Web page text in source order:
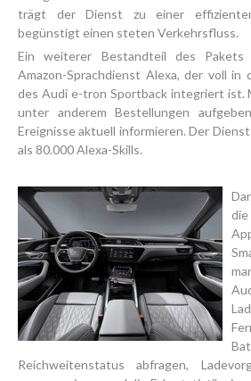
trägt der Dienst zu einer
begünstigt einen steten Verkehrsfluss.
Ein weiterer Bestandteil des
Amazon-Sprachdienst Alexa, der voll in
des Audi e-tron Sportback integriert ist.
unter anderem Bestellungen
Ereignisse aktuell informieren. Der
als 80.000 Alexa-Skills.
Reichweitenstatus abfragen,